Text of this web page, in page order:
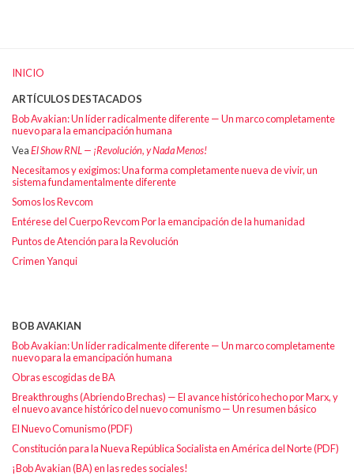
INICIO
ARTÍCULOS DESTACADOS
Bob Avakian: Un líder radicalmente diferente — Un marco completamente
nuevo para la emancipación humana
VeaEl Show RNL — ¡Revolución, y Nada Menos!
Necesitamos y exigimos: Una forma completamente nueva de vivir, un
sistema fundamentalmente diferente
Somos los Revcom
Entérese del Cuerpo Revcom Por la emancipación de la humanidad
Puntos de Atención para la Revolución
Crimen Yanqui
BOB AVAKIAN
Bob Avakian: Un líder radicalmente diferente — Un marco completamente
nuevo para la emancipación humana
Obras escogidas de BA
Breakthroughs (Abriendo Brechas) — El avance histórico hecho por Marx, y
el nuevo avance histórico del nuevo comunismo — Un resumen básico
El Nuevo Comunismo (PDF)
Constitución para la Nueva República Socialista en América del Norte (PDF)
¡Bob Avakian (BA) en las redes sociales!